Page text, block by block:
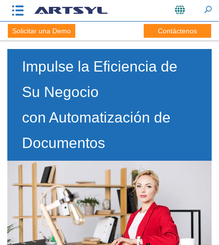
Solicitar una Demo Contáctenos
Impulse la Eficiencia de
Su Negocio
con Automatización de
Documentos